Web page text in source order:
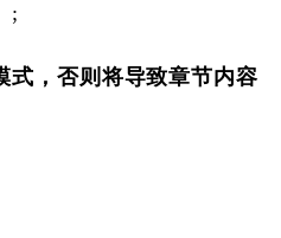
;
式，否则将导致章节内容